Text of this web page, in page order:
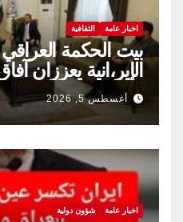
اخبار عامة الثقافية
بيت الحكمة
الإير،انية يعززان
والثقافي.
أغسطس 5, 2026
اخبار عامة شؤون دولية